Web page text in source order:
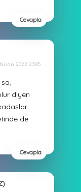
Cevapla
2022 23:05
diyen
de
Cevapla